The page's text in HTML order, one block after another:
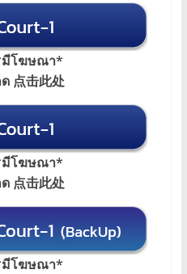
มีโฆษณา*
点击此处
มีโฆษณา*
点击此处
มีโฆษณา*